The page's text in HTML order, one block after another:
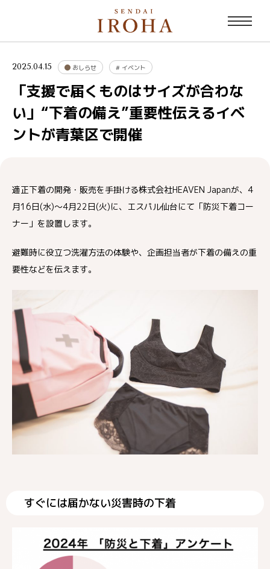
2025.04.15 おしらせ # イベント
「支援で届くものはサイズが合わな
い」“下着の備え”重要性伝えるイベ
ントが青葉区で開催
適正下着の開発・販売を手掛ける株式会社HEAVEN Japanが、4
月16日(水)～4月22日(火)に、エスパル仙台にて「防災下着コー
ナー」を設置します。
避難時に役立つ洗濯方法の体験や、企画担当者が下着の備えの重
要性などを伝えます。
すぐには届かない災害時の下着